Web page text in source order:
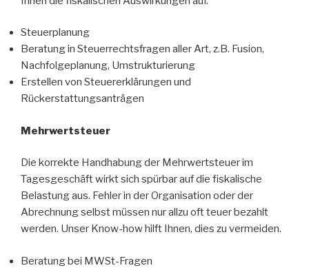
Steuerplanung
Beratung in Steuerrechtsfragen aller Art, z.B. Fusion,
Nachfolgeplanung, Umstrukturierung
Erstellen von Steuererklärungen und
Rückerstattungsanträgen
Mehrwertsteuer
Die korrekte Handhabung der Mehrwertsteuer im
Tagesgeschäft wirkt sich spürbar auf die fiskalische
Belastung aus. Fehler in der Organisation oder der
Abrechnung selbst müssen nur allzu oft teuer bezahlt
werden. Unser Know-how hilft Ihnen, dies zu vermeiden.
Beratung bei MWSt-Fragen